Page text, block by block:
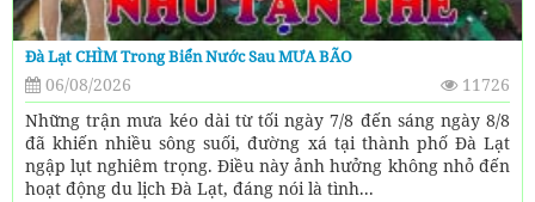
Đà Lạt CHÌM Trong Biển Nước Sau MƯA BÃO
06/08/2026
11726
Những trận mưa kéo dài từ tối ngày 7/8 đến sáng ngày 8/8
đã khiến nhiều sông suối, đường xá tại thành phố Đà Lạt
ngập lụt nghiêm trọng. Điều này ảnh hưởng không nhỏ đến
hoạt động du lịch Đà Lạt, đáng nói là tình...